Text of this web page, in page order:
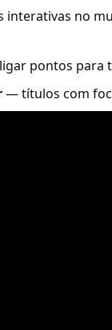
interativas no
pontos para
— títulos com